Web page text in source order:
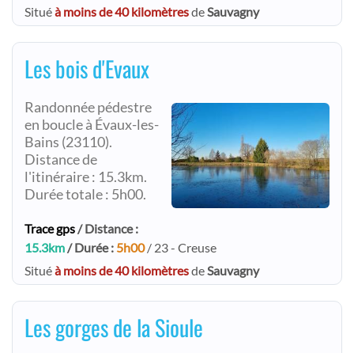
Situéà moins de 40 kilomètresdeSauvagny
Les bois d'Evaux
Randonnée pédestre
en boucle à Évaux-les-
Bains (23110).
Distance de
l'itinéraire : 15.3km.
Durée totale : 5h00.
Trace gps/ Distance :
15.3km/ Durée : 5h00/ 23 - Creuse
Situéà moins de 40 kilomètresdeSauvagny
Les gorges de la Sioule